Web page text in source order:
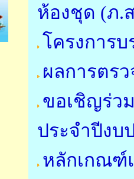
ห้องชุด (ภ.
โครงการ
ผลการตร
ขอเชิญร่ว
ประจำปีง
หลักเกณฑ์